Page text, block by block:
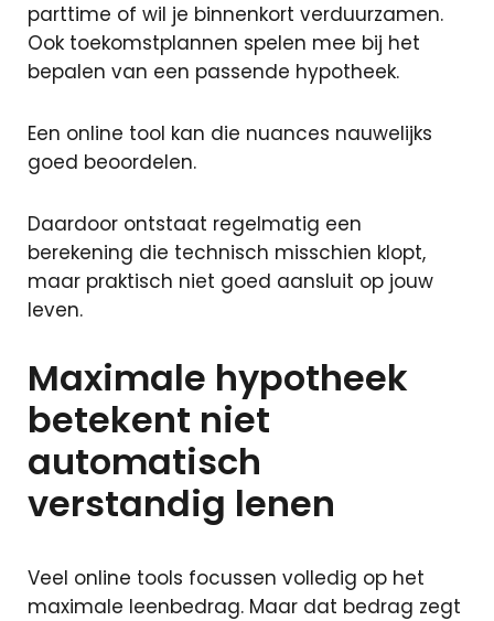
parttime of wil je binnenkort verduurzamen.
Ook toekomstplannen spelen mee bij het
bepalen van een passende hypotheek.
Een online tool kan die nuances nauwelijks
goed beoordelen.
Daardoor ontstaat regelmatig een
berekening die technisch misschien klopt,
maar praktisch niet goed aansluit op jouw
leven.
Maximale hypotheek
betekent niet
automatisch
verstandig lenen
Veel online tools focussen volledig op het
maximale leenbedrag. Maar dat bedrag zegt
Zoekopdracht
Taxaties
Over ons
maken
Contact
Blog
documenten
Vacature
Sluiten